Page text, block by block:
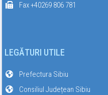
Fax +40269 806 781
LEGĂTURI UTILE
Prefectura Sibiu
Consiliul Județean Sibiu